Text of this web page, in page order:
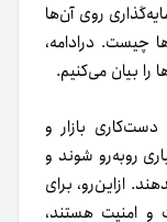
روی آن‌ها
چیست. درادامه،
را بیان می‌کنیم.
بازار و
روبه‌رو شوند و
از‌این‌رو، برای
و امنیت هستند،